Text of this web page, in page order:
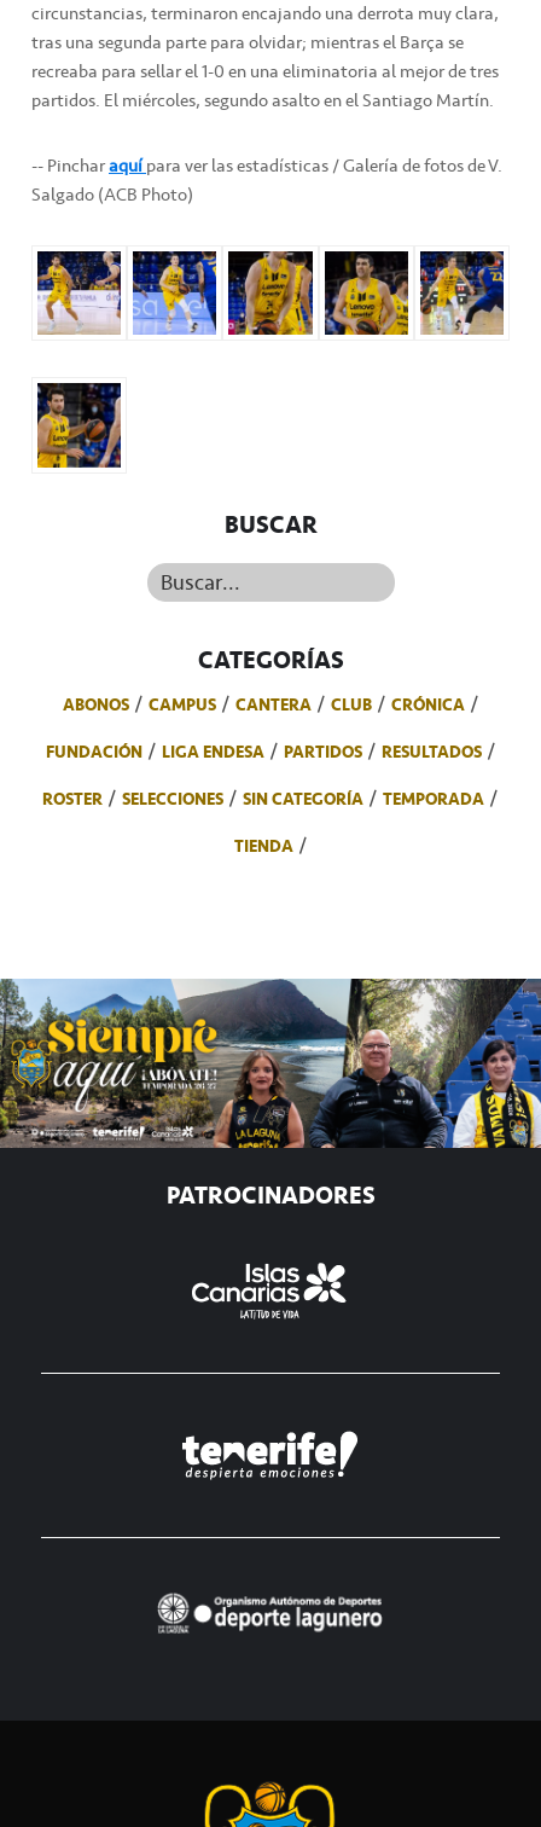
circunstancias, terminaron encajando una derrota muy clara,
tras una segunda parte para olvidar; mientras el Barça se
recreaba para sellar el 1-0 en una eliminatoria al mejor de tres
partidos. El miércoles, segundo asalto en el Santiago Martín.
-- Pincharaquípara ver las estadísticas / Galería de fotos de V.
Salgado (ACB Photo)
BUSCAR
Buscar...
CATEGORÍAS
ABONOS CAMPUS CANTERA CLUB
CRÓNICA
FUNDACIÓN
LIGA ENDESA PARTIDOS
RESULTADOS
ROSTER
SELECCIONES SIN CATEGORÍA
TEMPORADA
TIENDA
PATROCINADORES